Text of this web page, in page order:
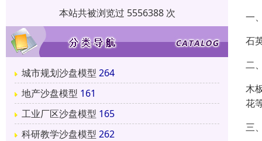
本站共被浏览过 5556388 次
城市规划沙盘模型 264
地产沙盘模型 161
工业厂区沙盘模型 165
科研教学沙盘模型 262
一
石
二
木
花
三